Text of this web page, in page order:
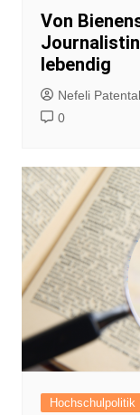
Von
lebendig
Nefeli
0
Hochschulpolitik